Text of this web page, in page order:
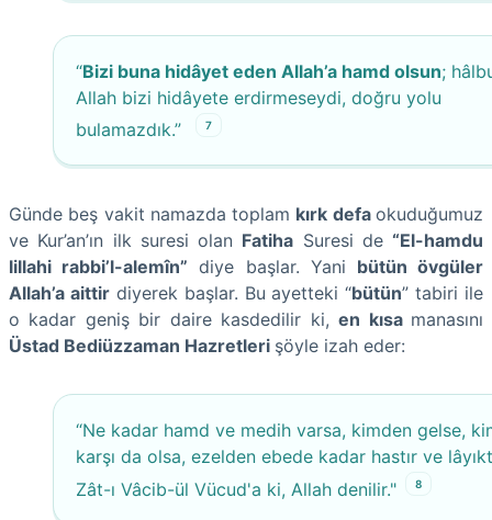
“Bizi buna hidâyet eden Allah’a hamd olsun;
Allah bizi hidâyete erdirmeseydi, doğru yolu
bulamazdık.”
7
Günde beş vakit namazda toplam kırk defaokuduğumuz
ve Kur’an’ın ilk suresi olan Fatiha Suresi de “El-hamdu
lillahi rabbi’l-alemîn” diye başlar. Yani bütün övgüler
Allah’a aittirdiyerek başlar. Bu ayetteki “bütün” tabiri ile
o kadar geniş bir daire kasdedilir ki,en kısa manasını
Üstad Bediüzzaman Hazretleri şöyle izah eder:
“Ne kadar hamd ve medih varsa, kimden gelse,
karşı da olsa, ezelden ebede kadar hastır ve
Zât-ı Vâcib-ül Vücud'a ki, Allah denilir."
8